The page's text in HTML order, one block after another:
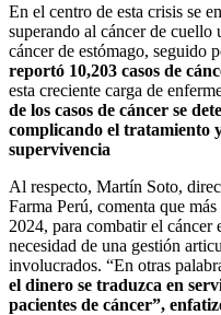
En el centro de esta crisis se
superando al cáncer de
cáncer de estómago, seguido
reportó 10,203 casos de
esta creciente carga de
de los casos de cáncer se
complicando el tratamiento
supervivencia
Al respecto, Martín Soto,
Farma Perú, comenta que
2024, para combatir el cáncer
necesidad de una gestión
involucrados. “En otras
el dinero se traduzca en
pacientes de cáncer”,